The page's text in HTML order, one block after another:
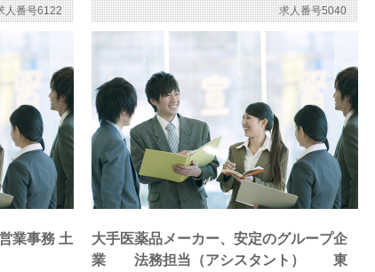
人番号6122
業事務 土
求人番号5040
大手医薬品メーカー、安定のグループ企
業 法務担当（アシスタント） 東